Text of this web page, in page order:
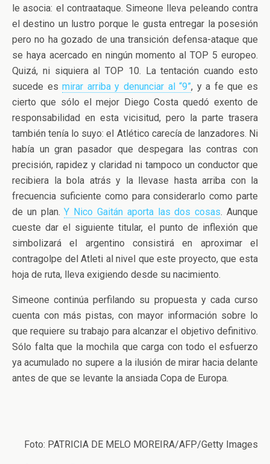
le asocia: el contraataque. Simeone lleva peleando contra
el destino un lustro porque le gusta entregar la posesión
pero no ha gozado de una transición defensa-ataque que
se haya acercado en ningún momento al TOP 5 europeo.
Quizá, ni siquiera al TOP 10. La tentación cuando esto
sucede esmirar arriba y denunciar al “9”, y a fe que es
cierto que sólo el mejor Diego Costa quedó exento de
responsabilidad en esta vicisitud, pero la parte trasera
también tenía lo suyo: el Atlético carecía de lanzadores. Ni
había un gran pasador que despegara las contras con
precisión, rapidez y claridad ni tampoco un conductor que
recibiera la bola atrás y la llevase hasta arriba con la
frecuencia suficiente como para considerarlo como parte
de un plan.Y Nico Gaitán aporta las dos cosas. Aunque
cueste dar el siguiente titular, el punto de inflexión que
simbolizará el argentino consistirá en aproximar el
contragolpe del Atleti al nivel que este proyecto, que esta
hoja de ruta, lleva exigiendo desde su nacimiento.
Simeone continúa perfilando su propuesta y cada curso
cuenta con más pistas, con mayor información sobre lo
que requiere su trabajo para alcanzar el objetivo definitivo.
Sólo falta que la mochila que carga con todo el esfuerzo
ya acumulado no supere a la ilusión de mirar hacia delante
antes de que se levante la ansiada Copa de Europa.
Foto: PATRICIA DE MELO MOREIRA/AFP/Getty Images